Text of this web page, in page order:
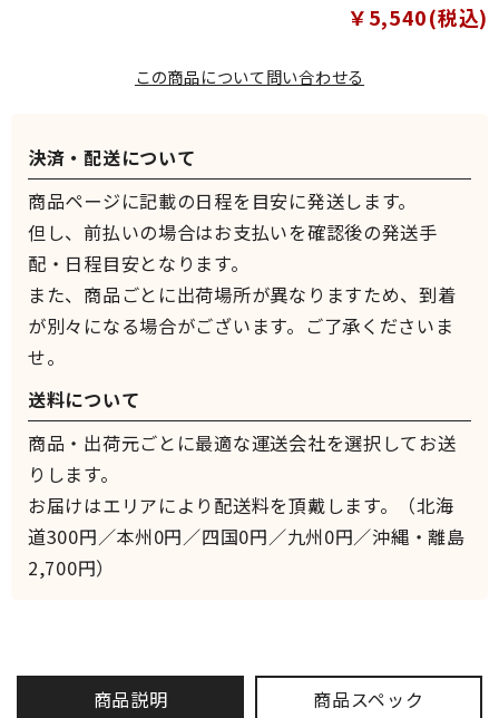
￥5,540(税込)
この商品について問い合わせる
商品説明 商品スペック
決済・配送について
商品ページに記載の日程を目安に発送します。
但し、前払いの場合はお支払いを確認後の発送手
配・日程目安となります。
また、商品ごとに出荷場所が異なりますため、到着
が別々になる場合がございます。ご了承くださいま
せ。
送料について
商品・出荷元ごとに最適な運送会社を選択してお送
りします。
お届けはエリアにより配送料を頂戴します。（北海
道300円／本州0円／四国0円／九州0円／沖縄・離島
2,700円）